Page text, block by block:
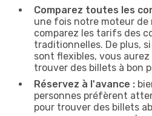
Comparez toutes les
une fois notre moteur de
comparez les tarifs des
traditionnelles. De plus,
sont flexibles, vous
trouver des billets à bon
Réservez à l'avance :
personnes préfèrent
pour trouver des billets